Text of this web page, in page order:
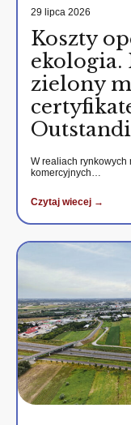
29 lipca 2026
Koszty
ekologia.
zielony
W realiach rynkowych
komercyjnych…
Czytaj wiecej →